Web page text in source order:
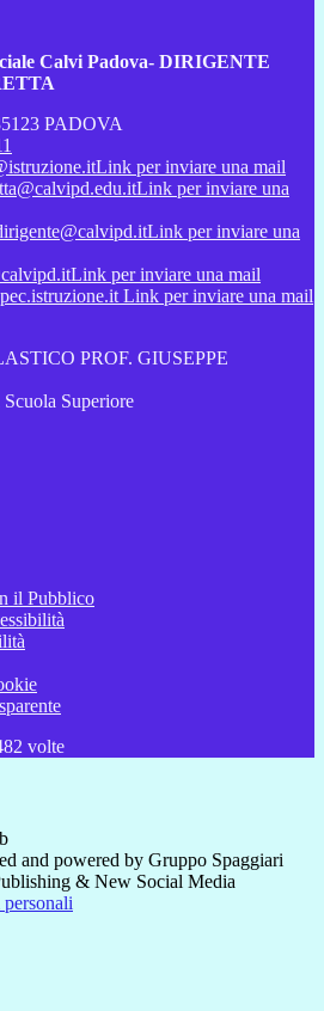
Calvi Padova- DIRIGENTE
PADOVA
Link per inviare una mail
Link per inviare una
Link per inviare una
Link per inviare una mail
Link per inviare una mail
PROF. GIUSEPPE
Scuola Superiore
il Pubblico
volte
and powered by Gruppo Spaggiari
& New Social Media